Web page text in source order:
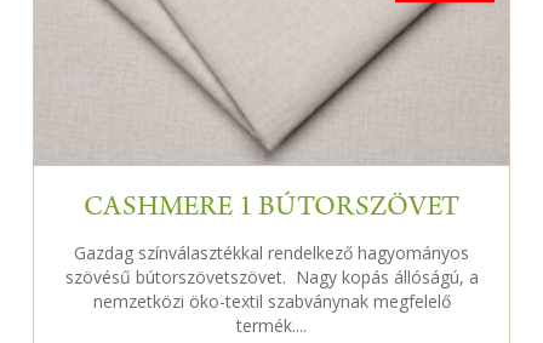
CASHMERE 1 BÚTORSZÖVET
Gazdag színválasztékkal rendelkező hagyományos
szövésű bútorszövetszövet. Nagy kopás állóságú, a
nemzetközi öko-textil szabványnak megfelelő
termék....